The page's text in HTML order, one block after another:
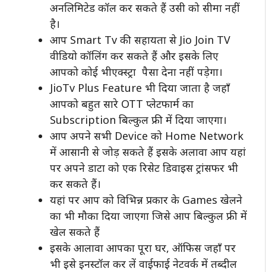
अनलिमिटेड कॉल कर सकते हैं उसी को सीमा नहीं
है।
आप Smart Tv की सहायता से Jio Join TV
वीडियो कॉलिंग कर सकते हैं और इसके लिए
आपको कोई भीएक्स्ट्रा पैसा देना नहीं पड़ेगा।
JioTv Plus Feature भी दिया जाता है जहाँ
आपको बहुत सारे OTT प्लेटफार्म का
Subscription बिल्कुल फ्री में दिया जाएगा।
आप अपने सभी Device को Home Network
में आसानी से जोड़ सकते हैं इसके अलावा आप यहां
पर अपने डाटा को एक रिसेट डिवाइस ट्रांसफर भी
कर सकते हैं।
यहां पर आप को विभिन्न प्रकार के Games खेलने
का भी मौका दिया जाएगा जिसे आप बिल्कुल फ्री में
खेल सकते हैं
इसके आलावा आपका पूरा घर, ऑफिस जहाँ पर
भी इसे इनस्टॉल कर लें वाईफाई नेटवर्क में तब्दील